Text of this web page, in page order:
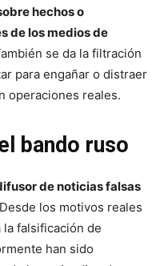
hechos o
de los medios de
se da la filtración
para engañar o distraer
operaciones reales.
bando ruso
de noticias falsas
los motivos reales
la falsificación de
han sido